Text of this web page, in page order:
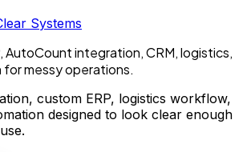
Systems
AutoCount integration, CRM, logistics,
for messy operations.
custom ERP, logistics workflow,
designed to look clear enough